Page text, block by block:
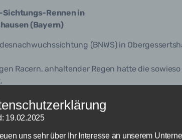
Rennen in
(Bayern)
(BNWS) in
Racern, anhaltender Regen hatte die
sie im Training einen Sturz verkraften musste.
der letzten Reihe. Jara zeigte Kampfgeist,
19.02.2025
uns sehr über Ihr Interesse an unserem